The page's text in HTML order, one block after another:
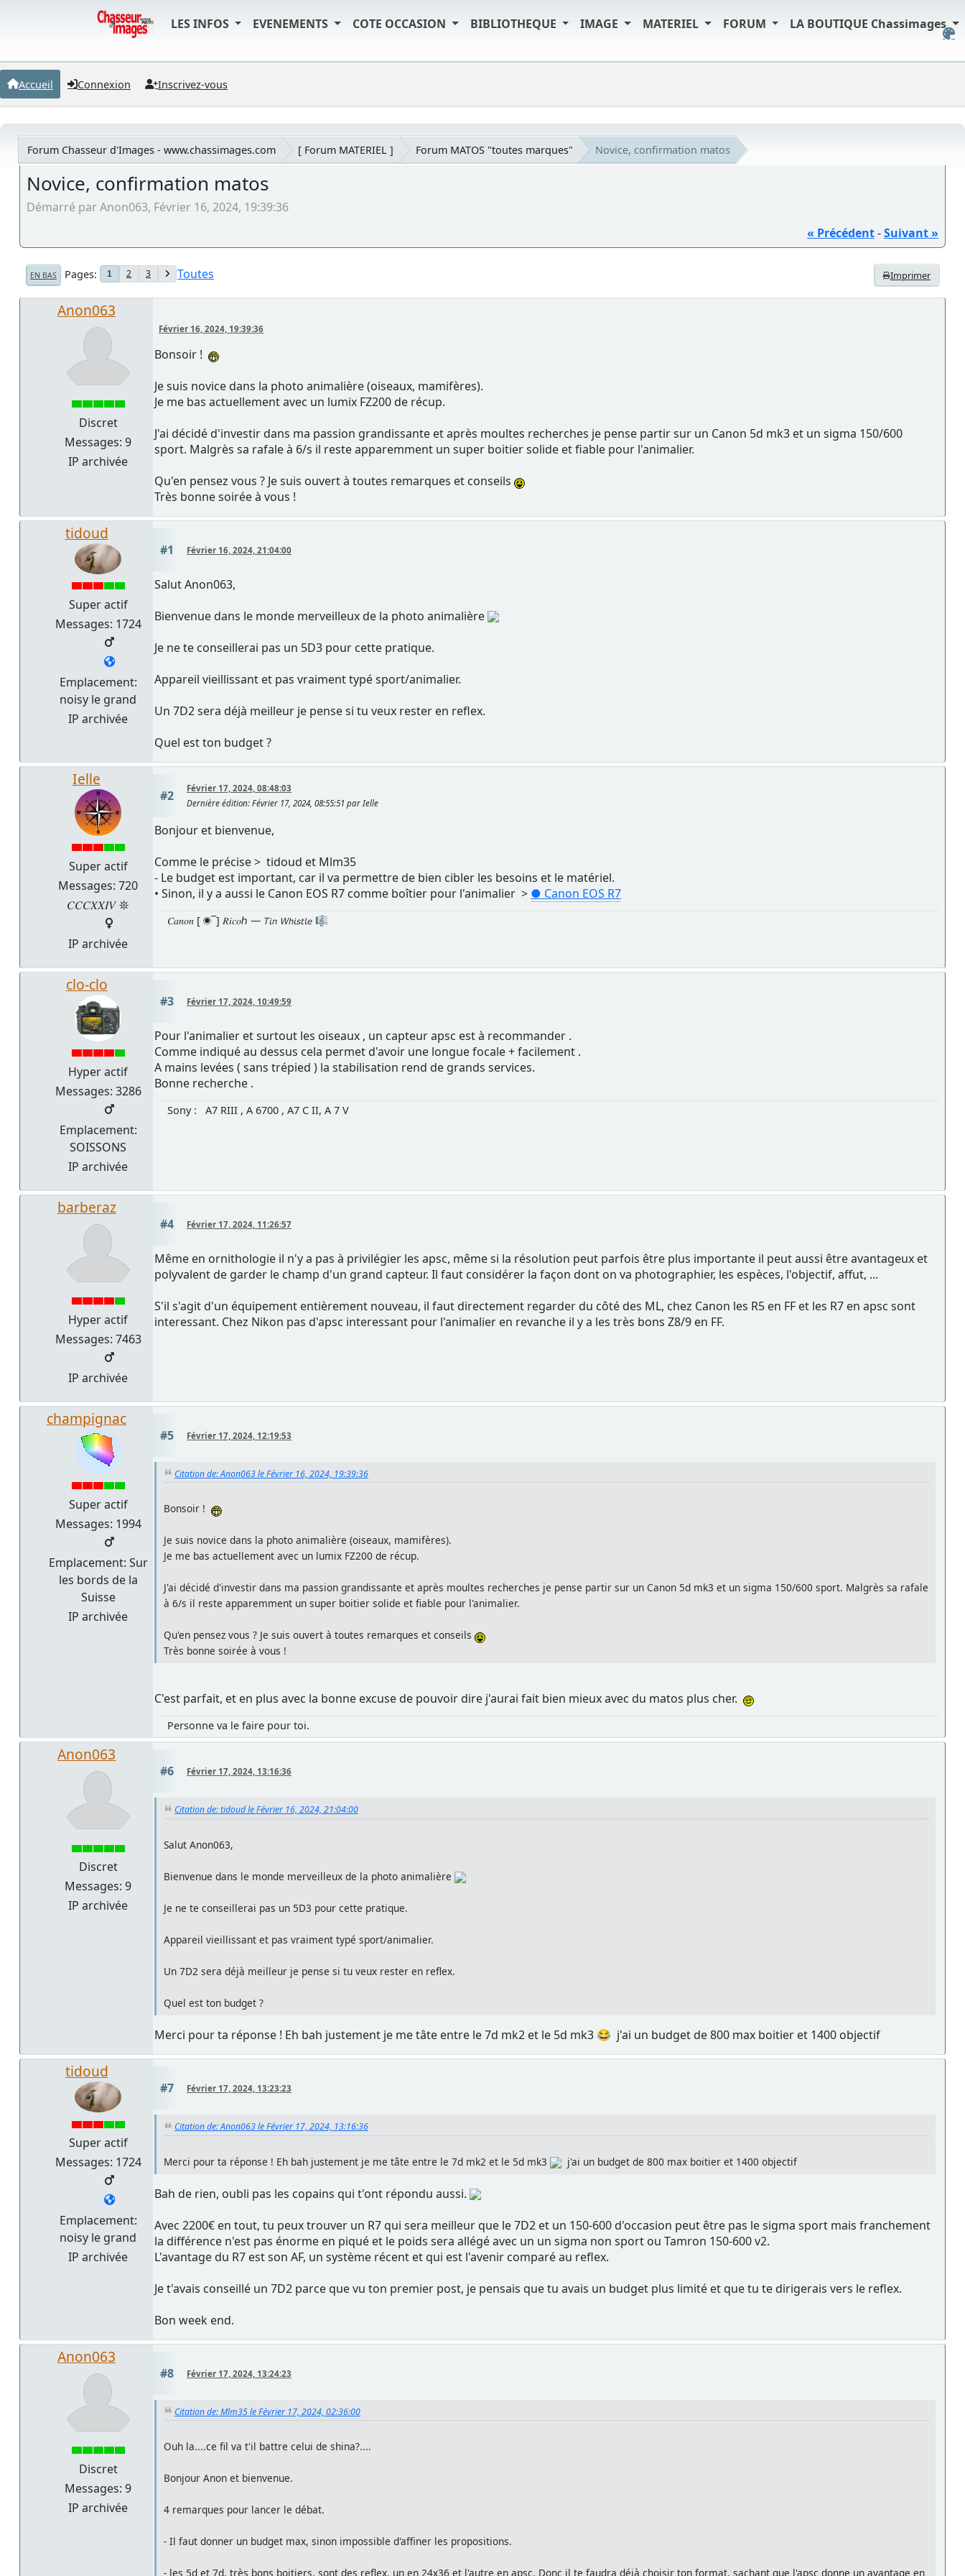
LES INFOS EVENEMENTS COTE OCCASION BIBLIOTHEQUE IMAGE MATERIEL FORUM LA BOUTIQUE Chassimages
Accueil Connexion Inscrivez-vous
Forum Chasseur d'Images - www.chassimages.com [ Forum MATERIEL ] Forum MATOS "toutes marques" Novice, confirmation matos
Novice, confirmation matos
Démarré par Anon063, Février 16, 2024, 19:39:36
« Précédent-Suivant »
Imprimer
EN BAS Pages 1 2 3 Toutes
Anon063
Discret
Messages: 9
IP archivée
Février 16, 2024, 19:39:36
Bonsoir !
Je suis novice dans la photo animalière (oiseaux, mamifères).
Je me bas actuellement avec un lumix FZ200 de récup.
J'ai décidé d'investir dans ma passion grandissante et après moultes recherches je pense partir sur un Canon 5d mk3 et un sigma 150/600
sport. Malgrès sa rafale à 6/s il reste apparemment un super boitier solide et fiable pour l'animalier.
Qu'en pensez vous ? Je suis ouvert à toutes remarques et conseils
Très bonne soirée à vous !
tidoud
Super actif
Messages: 1724
Emplacement:
noisy le grand
IP archivée
#1 Février 16, 2024, 21:04:00
Salut Anon063,
Bienvenue dans le monde merveilleux de la photo animalière
Je ne te conseillerai pas un 5D3 pour cette pratique.
Appareil vieillissant et pas vraiment typé sport/animalier.
Un 7D2 sera déjà meilleur je pense si tu veux rester en reflex.
Quel est ton budget ?
Ielle
Super actif
Messages: 720
𝐶𝐶𝐶𝑋𝑋𝐼𝑉 𖤓
IP archivée
#2
Février 17, 2024, 08:48:03
Dernière édition: Février 17, 2024, 08:55:51 par Ielle
Bonjour et bienvenue,
Comme le précise > tidoud et Mlm35
- Le budget est important, car il va permettre de bien cibler les besoins et le matériel.
• Sinon, il y a aussi le Canon EOS R7 comme boîtier pour l'animalier > ● Canon EOS R7
𝐶𝑎𝑛𝑜𝑛 [ ◉¯] 𝑅𝑖𝑐𝑜ℎ — 𝘛𝘪𝘯 𝘞𝘩𝘪𝘴𝘵𝘭𝘦 🎼
clo-clo
Hyper actif
Messages: 3286
Emplacement:
SOISSONS
IP archivée
#3 Février 17, 2024, 10:49:59
Pour l'animalier et surtout les oiseaux , un capteur apsc est à recommander .
Comme indiqué au dessus cela permet d'avoir une longue focale + facilement .
A mains levées ( sans trépied ) la stabilisation rend de grands services.
Bonne recherche .
Sony : A7 RIII , A 6700 , A7 C II, A 7 V
barberaz
Hyper actif
Messages: 7463
IP archivée
#4 Février 17, 2024, 11:26:57
Même en ornithologie il n'y a pas à privilégier les apsc, même si la résolution peut parfois être plus importante il peut aussi être avantageux et
polyvalent de garder le champ d'un grand capteur. Il faut considérer la façon dont on va photographier, les espèces, l'objectif, affut, ...
S'il s'agit d'un équipement entièrement nouveau, il faut directement regarder du côté des ML, chez Canon les R5 en FF et les R7 en apsc sont
interessant. Chez Nikon pas d'apsc interessant pour l'animalier en revanche il y a les très bons Z8/9 en FF.
champignac
Super actif
Messages: 1994
Emplacement: Sur
les bords de la
Suisse
IP archivée
#5 Février 17, 2024, 12:19:53
Citation de: Anon063 le Février 16, 2024, 19:39:36
Bonsoir !
Je suis novice dans la photo animalière (oiseaux, mamifères).
Je me bas actuellement avec un lumix FZ200 de récup.
J'ai décidé d'investir dans ma passion grandissante et après moultes recherches je pense partir sur un Canon 5d mk3 et un sigma 150/600 sport. Malgrès sa rafale
à 6/s il reste apparemment un super boitier solide et fiable pour l'animalier.
Qu'en pensez vous ? Je suis ouvert à toutes remarques et conseils
Très bonne soirée à vous !
C'est parfait, et en plus avec la bonne excuse de pouvoir dire j'aurai fait bien mieux avec du matos plus cher.
Personne va le faire pour toi.
Anon063
Discret
Messages: 9
IP archivée
#6 Février 17, 2024, 13:16:36
Citation de: tidoud le Février 16, 2024, 21:04:00
Salut Anon063,
Bienvenue dans le monde merveilleux de la photo animalière
Je ne te conseillerai pas un 5D3 pour cette pratique.
Appareil vieillissant et pas vraiment typé sport/animalier.
Un 7D2 sera déjà meilleur je pense si tu veux rester en reflex.
Quel est ton budget ?
Merci pour ta réponse ! Eh bah justement je me tâte entre le 7d mk2 et le 5d mk3 😂 j'ai un budget de 800 max boitier et 1400 objectif
tidoud
Super actif
Messages: 1724
Emplacement:
noisy le grand
IP archivée
#7 Février 17, 2024, 13:23:23
Citation de: Anon063 le Février 17, 2024, 13:16:36
Merci pour ta réponse ! Eh bah justement je me tâte entre le 7d mk2 et le 5d mk3 j'ai un budget de 800 max boitier et 1400 objectif
Bah de rien, oubli pas les copains qui t'ont répondu aussi.
Avec 2200€ en tout, tu peux trouver un R7 qui sera meilleur que le 7D2 et un 150-600 d'occasion peut être pas le sigma sport mais franchement
la différence n'est pas énorme en piqué et le poids sera allégé avec un un sigma non sport ou Tamron 150-600 v2.
L'avantage du R7 est son AF, un système récent et qui est l'avenir comparé au reflex.
Je t'avais conseillé un 7D2 parce que vu ton premier post, je pensais que tu avais un budget plus limité et que tu te dirigerais vers le reflex.
Bon week end.
Anon063
Discret
Messages: 9
IP archivée
#8 Février 17, 2024, 13:24:23
Citation de: Mlm35 le Février 17, 2024, 02:36:00
Ouh la....ce fil va t'il battre celui de shina?....
Bonjour Anon et bienvenue.
4 remarques pour lancer le débat.
- Il faut donner un budget max, sinon impossible d'affiner les propositions.
- les 5d et 7d, très bons boitiers, sont des reflex, un en 24x36 et l'autre en apsc. Donc il te faudra déjà choisir ton format, sachant que l'apsc donne un avantage en